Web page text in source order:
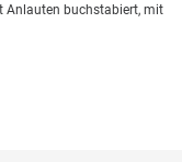
Anlauten buchstabiert, mit